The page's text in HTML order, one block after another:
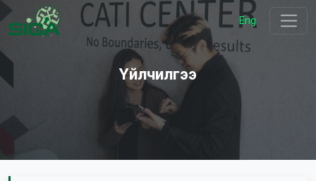
Eng
Үйлчилгээ